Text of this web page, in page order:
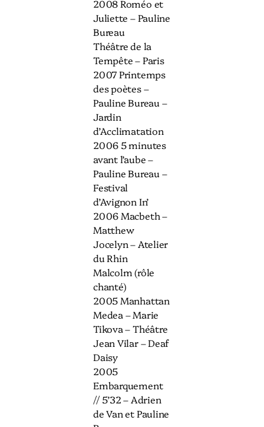
2008 Roméo et
Juliette – Pauline
Bureau
Théâtre de la
Tempête – Paris
2007 Printemps
des poètes –
Pauline Bureau –
Jardin
d’Acclimatation
2006 5 minutes
avant l’aube –
Pauline Bureau –
Festival
d’Avignon In’
2006 Macbeth –
Matthew
Jocelyn – Atelier
du Rhin
Malcolm (rôle
chanté)
2005 Manhattan
Medea – Marie
Tikova – Théâtre
Jean Vilar – Deaf
Daisy
2005
Embarquement
// 5’32 – Adrien
de Van et Pauline